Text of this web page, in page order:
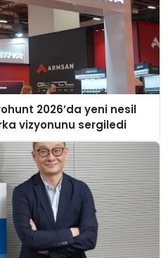
2026’da yeni nesil
vizyonunu sergiledi